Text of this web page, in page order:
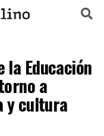
la Educación
a
y cultura